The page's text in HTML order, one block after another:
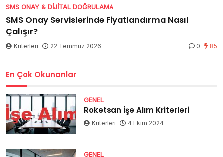
SMS ONAY & DIJITAL DOĞRULAMA
SMS Onay Servislerinde Fiyatlandırma Nasıl
Çalışır?
Kriterleri 22 Temmuz 2026 0 85
En Çok Okunanlar
GENEL
Roketsan İşe Alım Kriterleri
Kriterleri 4 Ekim 2024
GENEL